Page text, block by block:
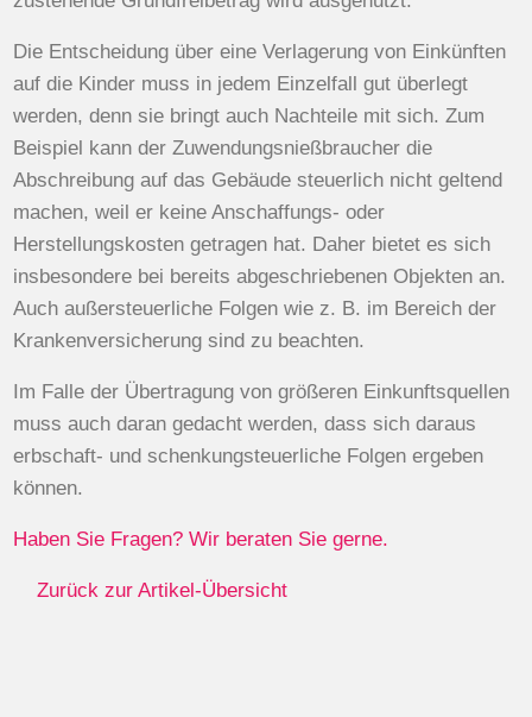
Die Entscheidung über eine Verlagerung von Einkünften
auf die Kinder muss in jedem Einzelfall gut überlegt
werden, denn sie bringt auch Nachteile mit sich. Zum
Beispiel kann der Zuwendungsnießbraucher die
Abschreibung auf das Gebäude steuerlich nicht geltend
machen, weil er keine Anschaffungs- oder
Herstellungskosten getragen hat. Daher bietet es sich
insbesondere bei bereits abgeschriebenen Objekten an.
Auch außersteuerliche Folgen wie z. B. im Bereich der
Krankenversicherung sind zu beachten.
Im Falle der Übertragung von größeren Einkunftsquellen
muss auch daran gedacht werden, dass sich daraus
erbschaft- und schenkungsteuerliche Folgen ergeben
können.
Haben Sie Fragen? Wir beraten Sie gerne.
Zurück zur Artikel-Übersicht